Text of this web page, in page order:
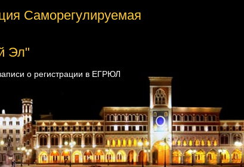
Саморегулируемая
Эл"
о регистрации в ЕГРЮЛ